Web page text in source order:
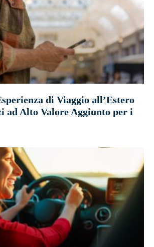
di Viaggio all’Estero
ad Alto Valore Aggiunto per i